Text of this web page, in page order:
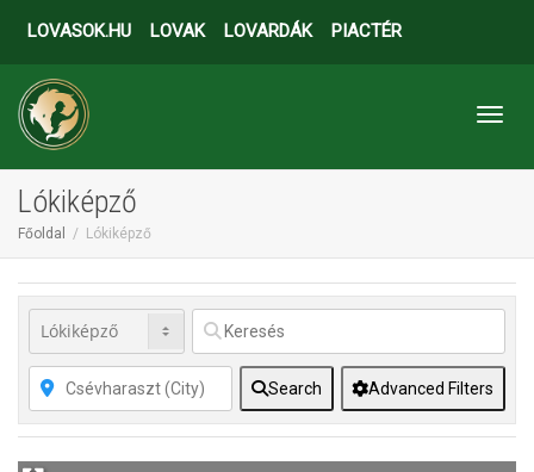
LOVASOK.HU LOVAK LOVARDÁK PIACTÉR
Lókiképző
Főoldal Lókiképző
Search Advanced Filters